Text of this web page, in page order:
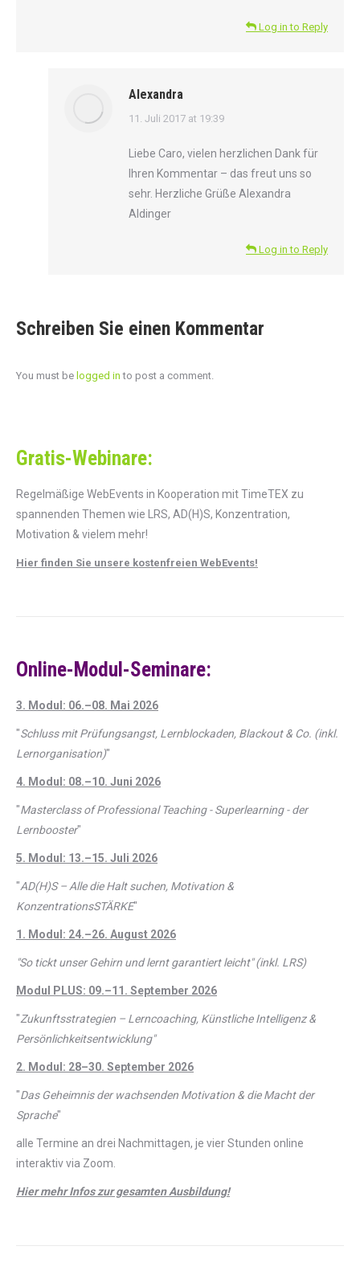
Log in to Reply
Alexandra
says:
11. Juli 2017 at 19:39
Liebe Caro, vielen herzlichen Dank für
Ihren Kommentar – das freut uns so
sehr. Herzliche Grüße Alexandra
Aldinger
Log in to Reply
Schreiben Sie einen Kommentar
You must be logged in to post a comment.
Gratis-Webinare:
Regelmäßige WebEvents in Kooperation mit TimeTEX zu
spannenden Themen wie LRS, AD(H)S, Konzentration,
Motivation & vielem mehr!
Hier finden Sie unsere kostenfreien WebEvents!
Online-Modul-Seminare:
3. Modul: 06.–08. Mai 2026
"Schluss mit Prüfungsangst, Lernblockaden, Blackout & Co. (inkl.
Lernorganisation)"
4. Modul: 08.–10. Juni 2026
"Masterclass of Professional Teaching - Superlearning - der
Lernbooster"
5. Modul: 13.–15. Juli 2026
"AD(H)S – Alle die Halt suchen, Motivation &
KonzentrationsSTÄRKE"
1. Modul: 24.–26. August 2026
"So tickt unser Gehirn und lernt garantiert leicht" (inkl. LRS)
Modul PLUS: 09.–11. September 2026
"Zukunftsstrategien – Lerncoaching, Künstliche Intelligenz &
Persönlichkeitsentwicklung"
2. Modul: 28–30. September 2026
"Das Geheimnis der wachsenden Motivation & die Macht der
Sprache"
alle Termine an drei Nachmittagen, je vier Stunden online
interaktiv via Zoom.
Hier mehr Infos zur gesamten Ausbildung!